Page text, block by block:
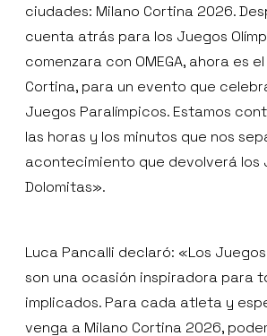
ciudades: Milano Cortina 2026.
cuenta atrás para los Juegos
comenzara con OMEGA, ahora es
Cortina, para un evento que
Juegos Paralímpicos. Estamos
las horas y los minutos que nos
acontecimiento que devolverá los
Dolomitas».
Luca Pancalli declaró: «Los
son una ocasión inspiradora para
implicados. Para cada atleta y
venga a Milano Cortina 2026,